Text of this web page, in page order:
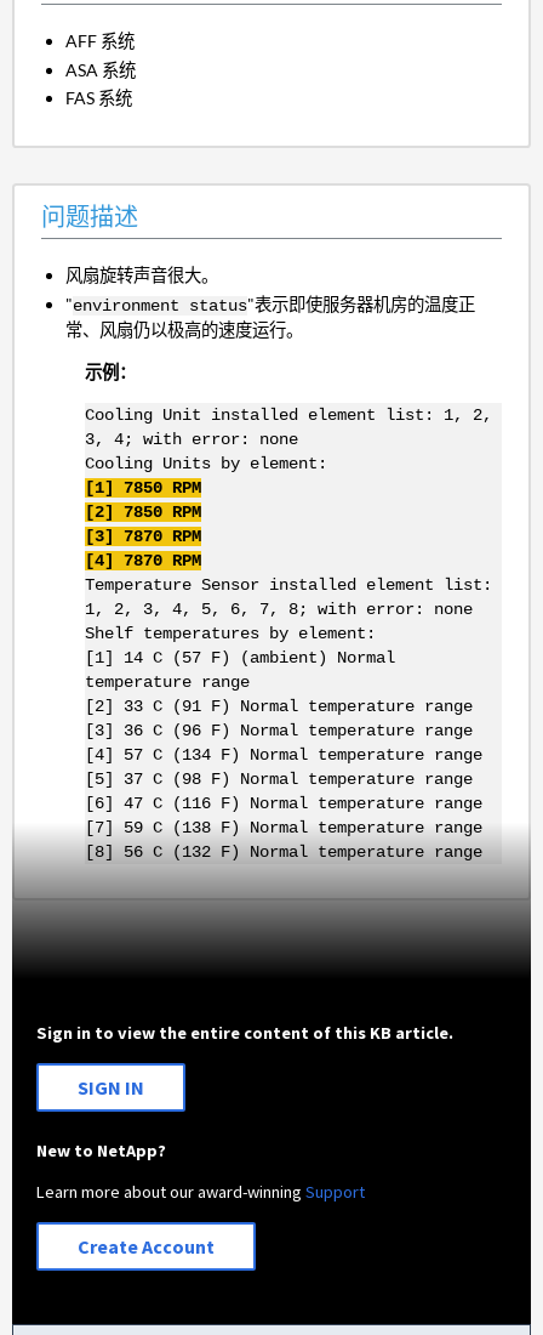
AFF 系统
ASA 系统
FAS 系统
问题描述
风扇旋转声音很大。
"environment status"表示即使服务器机房的温度正
常、风扇仍以极高的速度运行。
示例：
Cooling Unit installed element list: 1, 2,
3, 4; with error: none
Cooling Units by element:
[1] 7850 RPM
[2] 7850 RPM
[3] 7870 RPM
[4] 7870 RPM
Temperature Sensor installed element list:
1, 2, 3, 4, 5, 6, 7, 8; with error: none
Shelf temperatures by element:
[1] 14 C (57 F) (ambient) Normal
temperature range
[2] 33 C (91 F) Normal temperature range
[3] 36 C (96 F) Normal temperature range
[4] 57 C (134 F) Normal temperature range
[5] 37 C (98 F) Normal temperature range
[6] 47 C (116 F) Normal temperature range
[7] 59 C (138 F) Normal temperature range
[8] 56 C (132 F) Normal temperature range
Sign in to view the entire content of this KB article.
SIGN IN
New to NetApp?
Learn more about our award-winningSupport
Create Account